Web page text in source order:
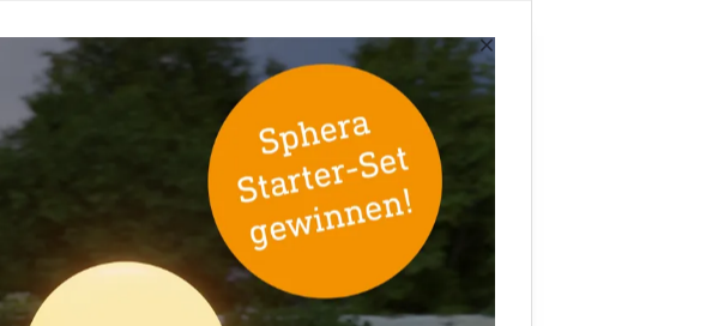
×
und die Berechtigungen in der
des Systems.